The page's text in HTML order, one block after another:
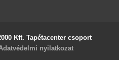
Kft. Tapétacenter csoport
nyilatkozat